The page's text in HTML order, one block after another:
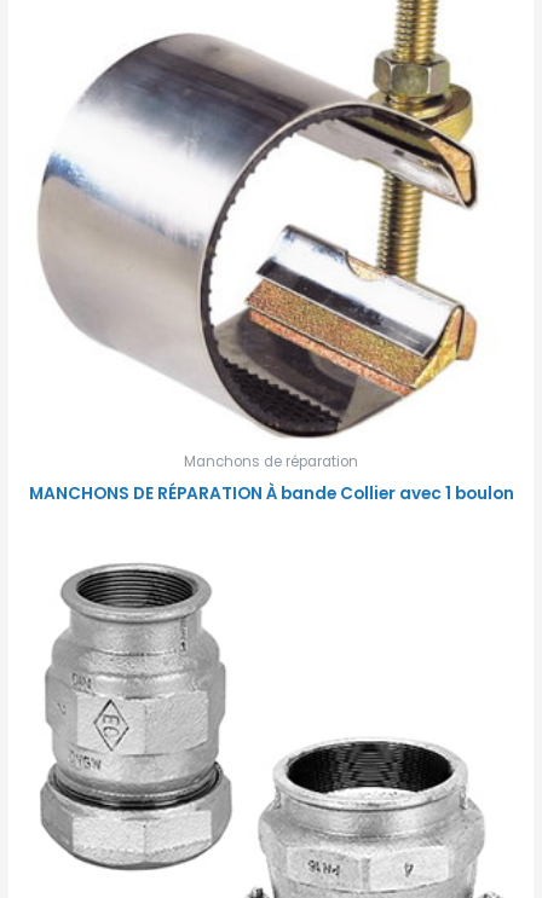
Manchons de réparation
MANCHONS DE RÉPARATION À bande Collier avec 1 boulon